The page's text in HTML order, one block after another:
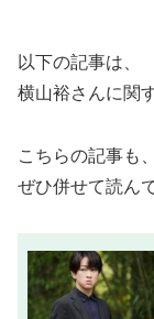
以下の記事は、
横山裕さんに関
こちらの記事も、
ぜひ併せて読ん